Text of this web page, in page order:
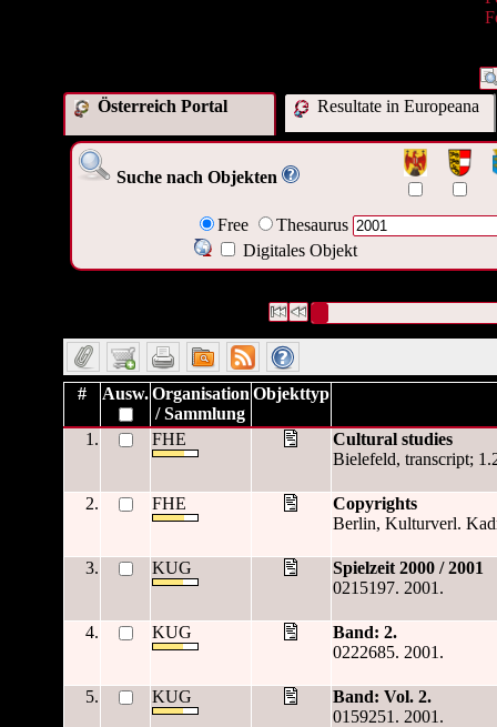
Österreich Portal Resultate in Europeana
Suche nach Objekten
Free
Thesaurus
Digitales Objekt
# Ausw. Organisation
/ Sammlung
Objekttyp
1. FHE
Cultural studies
Bielefeld, transcript;
2. FHE
Copyrights
Berlin, Kulturverl.
3. KUG
Spielzeit 2000 / 2001
0215197. 2001.
4. KUG
Band: 2.
0222685. 2001.
5. KUG
Band: Vol. 2.
0159251. 2001.